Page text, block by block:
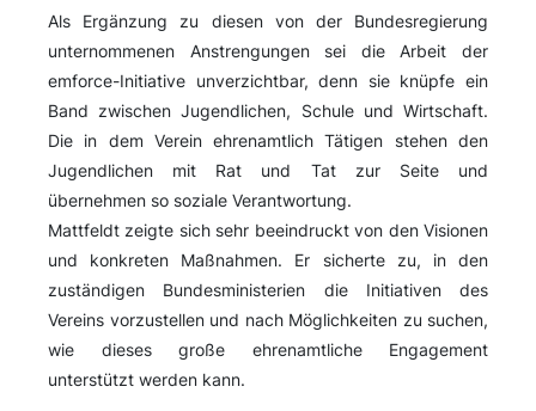
Als Ergänzung zu diesen von der Bundesregierung
unternommenen Anstrengungen sei die Arbeit der
emforce-Initiative unverzichtbar, denn sie knüpfe ein
Band zwischen Jugendlichen, Schule und Wirtschaft.
Die in dem Verein ehrenamtlich Tätigen stehen den
Jugendlichen mit Rat und Tat zur Seite und
übernehmen so soziale Verantwortung.
Mattfeldt zeigte sich sehr beeindruckt von den Visionen
und konkreten Maßnahmen. Er sicherte zu, in den
zuständigen Bundesministerien die Initiativen des
Vereins vorzustellen und nach Möglichkeiten zu suchen,
wie dieses große ehrenamtliche Engagement
unterstützt werden kann.